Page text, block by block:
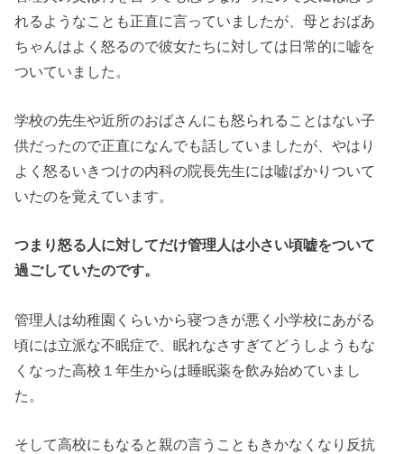
れるようなことも正直に言っていましたが、母とおばあ
ちゃんはよく怒るので彼女たちに対しては日常的に嘘を
ついていました。
学校の先生や近所のおばさんにも怒られることはない子
供だったので正直になんでも話していましたが、やはり
よく怒るいきつけの内科の院長先生には嘘ばかりついて
いたのを覚えています。
つまり怒る人に対してだけ管理人は小さい頃嘘をついて
過ごしていたのです。
管理人は幼稚園くらいから寝つきが悪く小学校にあがる
頃には立派な不眠症で、眠れなさすぎてどうしようもな
くなった高校１年生からは睡眠薬を飲み始めていまし
た。
そして高校にもなると親の言うこともきかなくなり反抗